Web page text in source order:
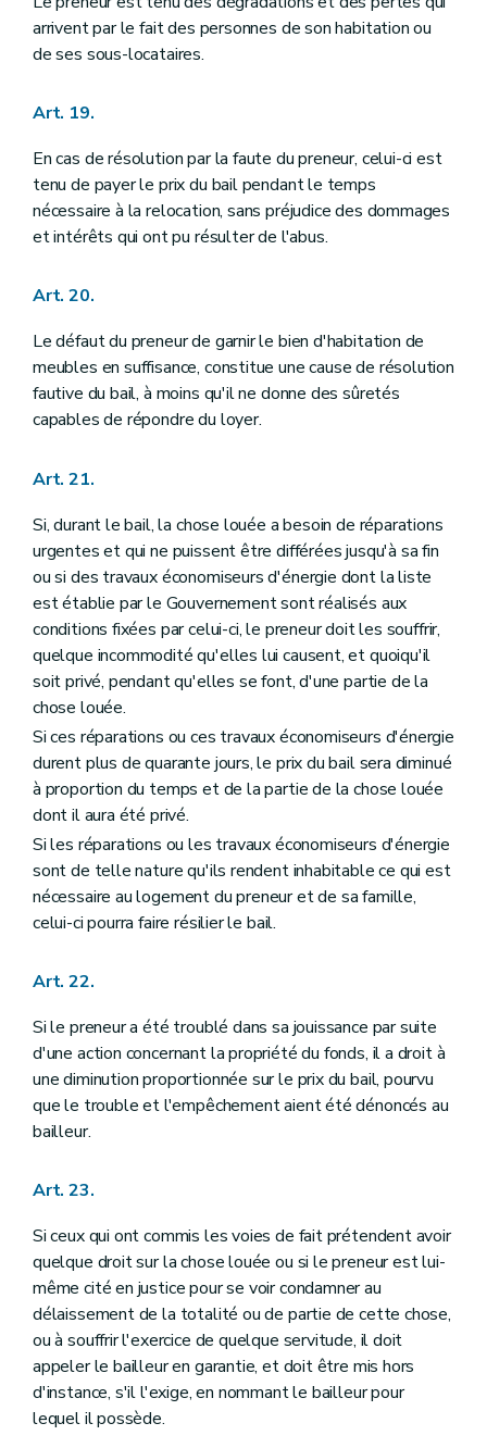
arrivent par le fait des personnes de son habitation ou
de ses sous-locataires.
Art. 19.
En cas de résolution par la faute du preneur, celui-ci est
tenu de payer le prix du bail pendant le temps
nécessaire à la relocation, sans préjudice des dommages
et intérêts qui ont pu résulter de l'abus.
Art. 20.
Le défaut du preneur de garnir le bien d'habitation de
meubles en suffisance, constitue une cause de résolution
fautive du bail, à moins qu'il ne donne des sûretés
capables de répondre du loyer.
Art. 21.
Si, durant le bail, la chose louée a besoin de réparations
urgentes et qui ne puissent être différées jusqu'à sa fin
ou si des travaux économiseurs d'énergie dont la liste
est établie par le Gouvernement sont réalisés aux
conditions fixées par celui-ci, le preneur doit les souffrir,
quelque incommodité qu'elles lui causent, et quoiqu'il
soit privé, pendant qu'elles se font, d'une partie de la
chose louée.
Si ces réparations ou ces travaux économiseurs d'énergie
durent plus de quarante jours, le prix du bail sera diminué
à proportion du temps et de la partie de la chose louée
dont il aura été privé.
Si les réparations ou les travaux économiseurs d'énergie
sont de telle nature qu'ils rendent inhabitable ce qui est
nécessaire au logement du preneur et de sa famille,
celui-ci pourra faire résilier le bail.
Art. 22.
Si le preneur a été troublé dans sa jouissance par suite
d'une action concernant la propriété du fonds, il a droit à
une diminution proportionnée sur le prix du bail, pourvu
que le trouble et l'empêchement aient été dénoncés au
bailleur.
Art. 23.
Si ceux qui ont commis les voies de fait prétendent avoir
quelque droit sur la chose louée ou si le preneur est lui-
même cité en justice pour se voir condamner au
délaissement de la totalité ou de partie de cette chose,
ou à souffrir l'exercice de quelque servitude, il doit
appeler le bailleur en garantie, et doit être mis hors
d'instance, s'il l'exige, en nommant le bailleur pour
lequel il possède.